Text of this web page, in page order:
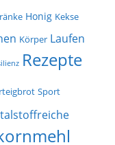
Honig Kekse
Körper Laufen
Rezepte
Sport